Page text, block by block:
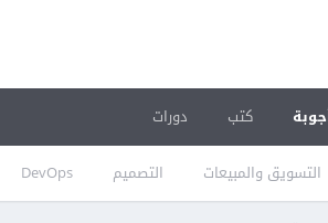
التسويق والمبيعات التصميم DevOps
كتب دورات